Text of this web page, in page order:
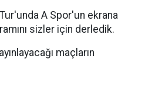
A Spor'un ekrana
sizler için derledik.
maçların